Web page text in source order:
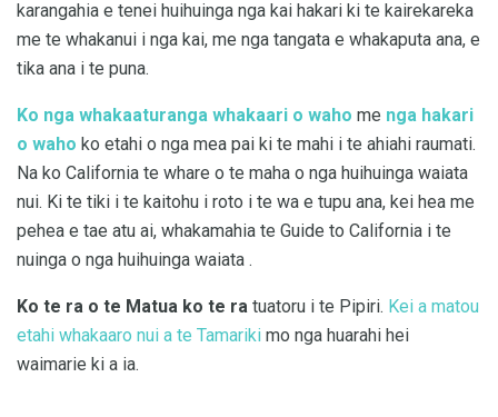
karangahia e tenei huihuinga nga kai hakari ki te kairekareka
me te whakanui i nga kai, me nga tangata e whakaputa ana, e
tika ana i te puna.
Ko nga whakaaturanga whakaari o waho me nga hakari
o waho ko etahi o nga mea pai ki te mahi i te ahiahi raumati.
Na ko California te whare o te maha o nga huihuinga waiata
nui. Ki te tiki i te kaitohu i roto i te wa e tupu ana, kei hea me
pehea e tae atu ai, whakamahia te Guide to California i te
nuinga o nga huihuinga waiata .
Ko te ra o te Matua ko te ra tuatoru i te Pipiri. Kei a matou
etahi whakaaro nui a te Tamariki mo nga huarahi hei
waimarie ki a ia.